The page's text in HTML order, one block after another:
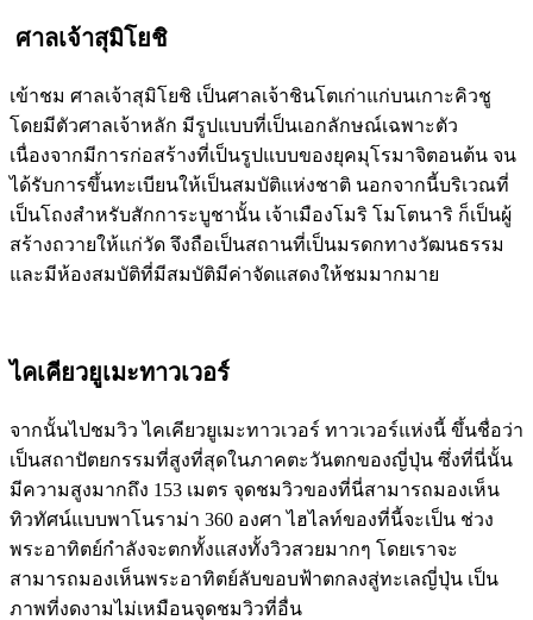
ศาลเจ้าสุมิโยชิ
เข้าชม ศาลเจ้าสุมิโยชิ เป็นศาลเจ้าชินโตเก่าแก่บนเกาะคิวชู
โดยมีตัวศาลเจ้าหลัก มีรูปแบบที่เป็นเอกลักษณ์เฉพาะตัว
เนื่องจากมีการก่อสร้างที่เป็นรูปแบบของยุคมุโรมาจิตอนต้น จน
ได้รับการขึ้นทะเบียนให้เป็นสมบัติแห่งชาติ นอกจากนี้บริเวณที่
เป็นโถงสำหรับสักการะบูชานั้น เจ้าเมืองโมริ โมโตนาริ ก็เป็นผู้
สร้างถวายให้แก่วัด จึงถือเป็นสถานที่เป็นมรดกทางวัฒนธรรม
และมีห้องสมบัติที่มีสมบัติมีค่าจัดแสดงให้ชมมากมาย
ไคเคียวยูเมะทาวเวอร์
จากนั้นไปชมวิว ไคเคียวยูเมะทาวเวอร์ ทาวเวอร์แห่งนี้ ขึ้นชื่อว่า
เป็นสถาปัตยกรรมที่สูงที่สุดในภาคตะวันตกของญี่ปุ่น ซึ่งที่นี่นั้น
มีความสูงมากถึง 153 เมตร จุดชมวิวของที่นี่สามารถมองเห็น
ทิวทัศน์แบบพาโนราม่า 360 องศา ไฮไลท์ของที่นี้จะเป็น ช่วง
พระอาทิตย์กำลังจะตกทั้งแสงทั้งวิวสวยมากๆ โดยเราจะ
สามารถมองเห็นพระอาทิตย์ลับขอบฟ้าตกลงสู่ทะเลญี่ปุ่น เป็น
ภาพที่งดงามไม่เหมือนจุดชมวิวที่อื่น